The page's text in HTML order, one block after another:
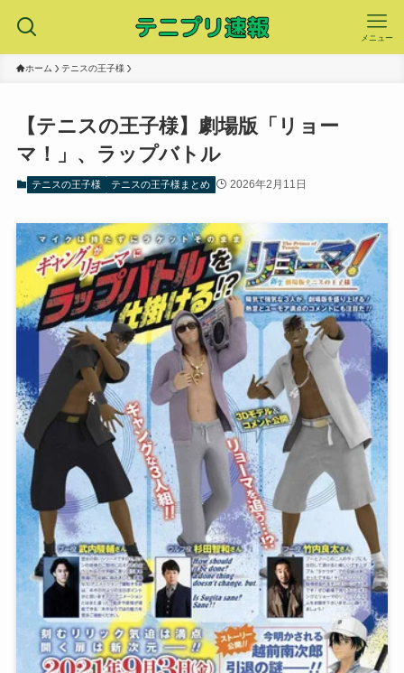
メニュー
ホーム テニスの王子様
【テニスの王子様】劇場版「リョー
マ！」、ラップバトル
テニスの王子様 テニスの王子様まとめ 2026年2月11日